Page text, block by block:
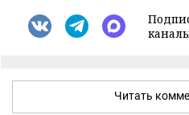
Читать